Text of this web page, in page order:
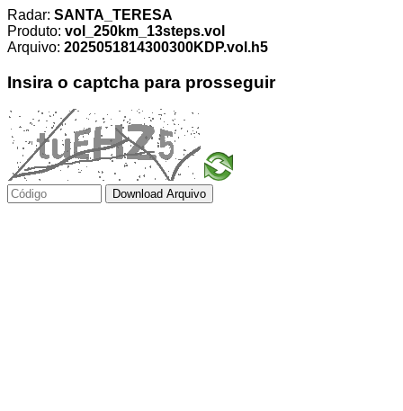
Radar: SANTA_TERESA
Produto: vol_250km_13steps.vol
Arquivo: 2025051814300300KDP.vol.h5
Insira o captcha para prosseguir